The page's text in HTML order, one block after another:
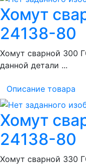
Хомут
24138-80
Хомут сварной 300
данной детали ...
Описание товара
Хомут
24138-80
Хомут сварной 330